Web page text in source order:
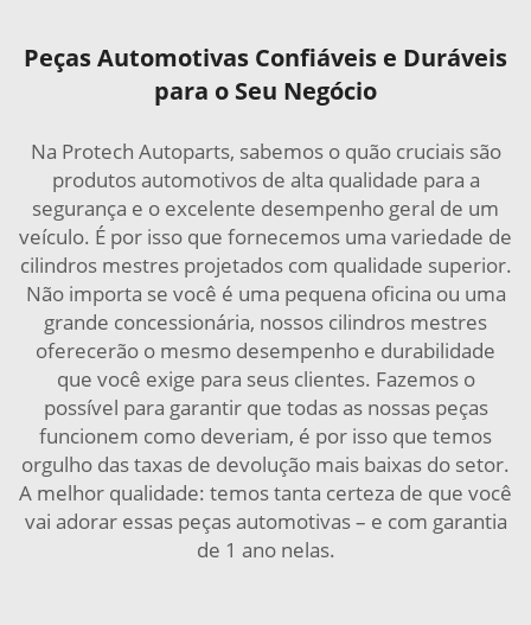
Peças Automotivas Confiáveis e Duráveis
para o Seu Negócio
Na Protech Autoparts, sabemos o quão cruciais são
produtos automotivos de alta qualidade para a
segurança e o excelente desempenho geral de um
veículo. É por isso que fornecemos uma variedade de
cilindros mestres projetados com qualidade superior.
Não importa se você é uma pequena oficina ou uma
grande concessionária, nossos cilindros mestres
oferecerão o mesmo desempenho e durabilidade
que você exige para seus clientes. Fazemos o
possível para garantir que todas as nossas peças
funcionem como deveriam, é por isso que temos
orgulho das taxas de devolução mais baixas do setor.
A melhor qualidade: temos tanta certeza de que você
vai adorar essas peças automotivas – e com garantia
de 1 ano nelas.